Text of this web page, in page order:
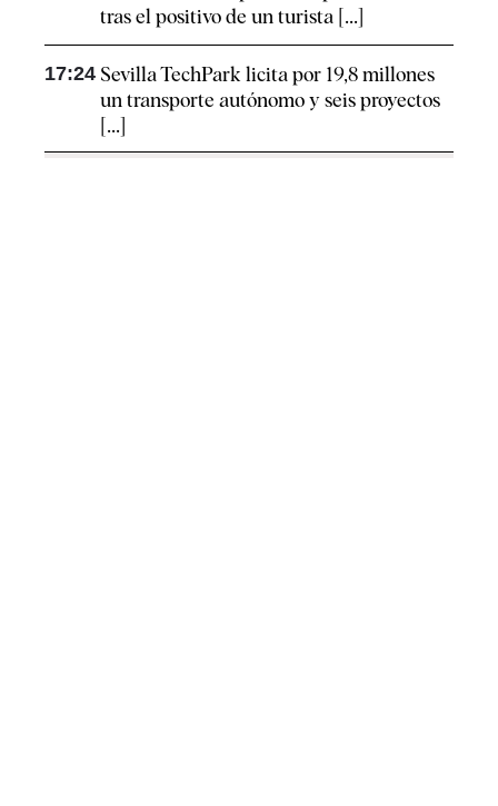
tras el positivo de un turista [...]
17:24 Sevilla TechPark licita por 19,8 millones
un transporte autónomo y seis proyectos
[...]